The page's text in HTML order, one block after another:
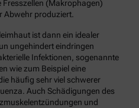
(Makrophagen)
Abwehr produziert.
ist dann ein idealer
ungehindert eindringen
Infektionen, sogenannte
wie zum Beispiel eine
häufig sehr viel schwerer
Auch Schädigungen des
und